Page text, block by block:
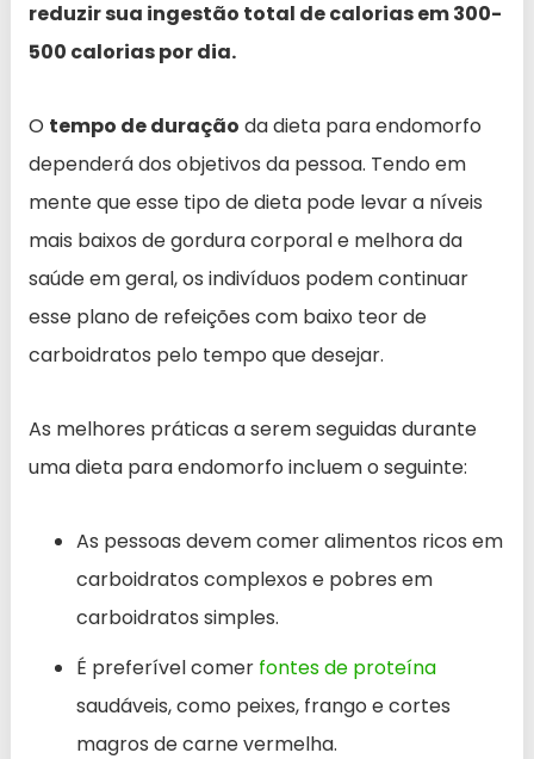
reduzir sua ingestão total de calorias em 300-
500 calorias por dia.
O tempo de duração da dieta para endomorfo
dependerá dos objetivos da pessoa. Tendo em
mente que esse tipo de dieta pode levar a níveis
mais baixos de gordura corporal e melhora da
saúde em geral, os indivíduos podem continuar
esse plano de refeições com baixo teor de
carboidratos pelo tempo que desejar.
As melhores práticas a serem seguidas durante
uma dieta para endomorfo incluem o seguinte:
As pessoas devem comer alimentos ricos em
carboidratos complexos e pobres em
carboidratos simples.
É preferível comer fontes de proteína
saudáveis, como peixes, frango e cortes
magros de carne vermelha.